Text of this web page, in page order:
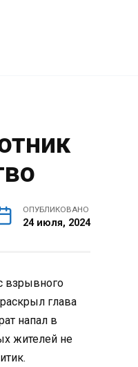
ОПУБЛИКОВАНО
24 июля, 2024
взрывного
глава
напал в
жителей не